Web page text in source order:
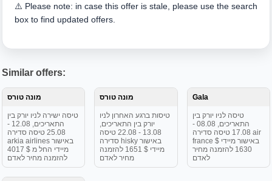
⚠️ Please note: in case this offer is stale, please use the search
box to find updated offers.
Similar offers:
מונה טורס
טיסה ישירה לניו יורק בין
התאריכים, 12.08 -
25.08 טיסה סדירה
arkia airlines באישור
מיידי החל מ $ 4017
להזמנה מחיר לאדם
מונה טורס
טיסות ברגע האחרון לניו
יורק בין התאריכים,
13.08 - 22.08 טיסה
סדירה hisky באישור
מיידי $ 1651 להזמנה
מחיר לאדם
Gala
טיסה לניו יורק בין
התאריכים, 08.08 -
17.08 טיסה סדירה air
france באישור מיידי $
1630 להזמנה מחיר
לאדם